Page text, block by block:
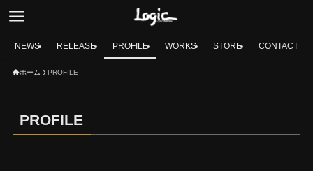
NEWS RELEASE PROFILE WORKS STORE CONTACT
ホーム PROFILE
PROFILE